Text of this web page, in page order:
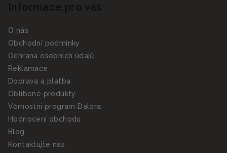
Informace pro vás
O nás
Obchodní podmínky
Ochrana osobních údajů
Reklamace
Doprava a platba
Oblíbené produkty
Věrnostní program Dalora
Hodnocení obchodu
Blog
Kontaktujte nás